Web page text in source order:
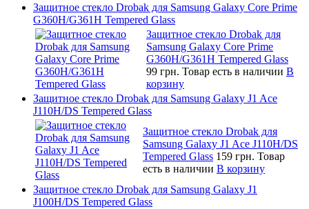
Защитное стекло Drobak для Samsung Galaxy Core Prime
G360H/G361H Tempered Glass
Защитное стекло Drobak для
Samsung Galaxy Core Prime
G360H/G361H Tempered Glass
99 грн. Товар есть в наличии В
корзину
Защитное стекло Drobak для Samsung Galaxy J1 Ace
J110H/DS Tempered Glass
Защитное стекло Drobak для
Samsung Galaxy J1 Ace J110H/DS
Tempered Glass 159 грн. Товар
есть в наличии В корзину
Защитное стекло Drobak для Samsung Galaxy J1
J100H/DS Tempered Glass